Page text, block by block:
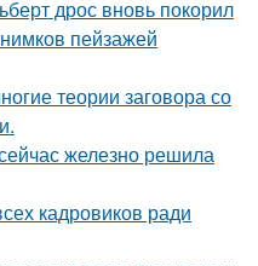
дрос вновь покорил
пейзажей
теории заговора со
железно решила
кадровиков ради